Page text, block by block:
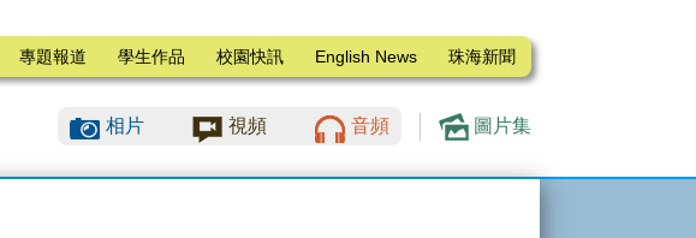
專題報道 學生作品 校園快訊 English News 珠海新聞
圖片集
相片 視頻 音頻